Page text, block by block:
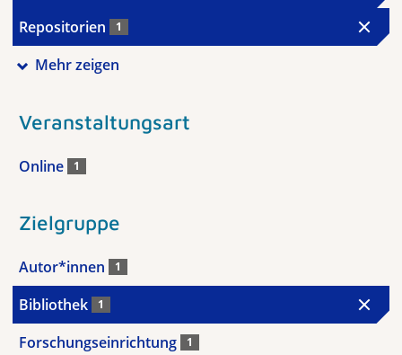
Repositorien 1
Mehr zeigen
Veranstaltungsart
Online 1
Zielgruppe
Autor*innen 1
Bibliothek 1
Forschungseinrichtung 1